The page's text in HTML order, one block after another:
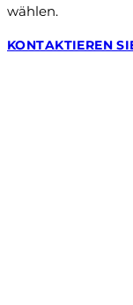
wählen.
KONTAKTIEREN